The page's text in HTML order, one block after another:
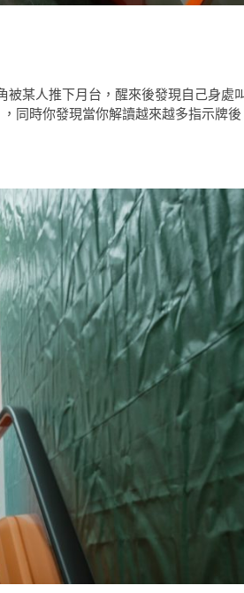
被某人推下月台，醒來後發現自己身處
同時你發現當你解讀越來越多指示牌